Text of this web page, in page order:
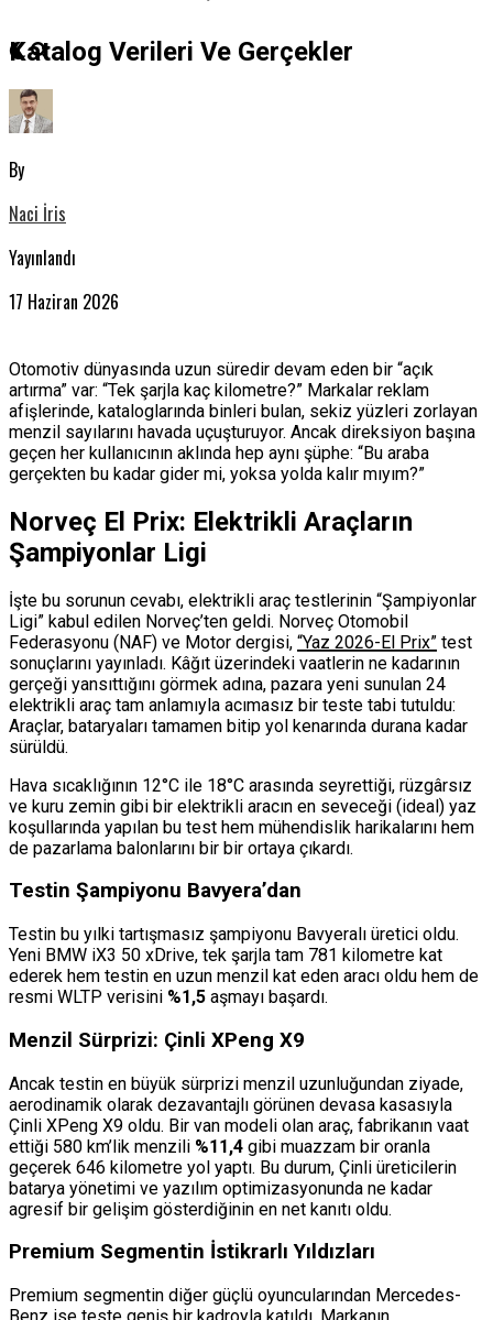
Katalog Verileri Ve Gerçekler
By
Naci İris
Yayınlandı
17 Haziran 2026
Otomotiv dünyasında uzun süredir devam eden bir “açık
artırma” var: “Tek şarjla kaç kilometre?” Markalar reklam
afişlerinde, kataloglarında binleri bulan, sekiz yüzleri zorlayan
menzil sayılarını havada uçuşturuyor. Ancak direksiyon başına
geçen her kullanıcının aklında hep aynı şüphe: “Bu araba
gerçekten bu kadar gider mi, yoksa yolda kalır mıyım?”
Norveç El Prix: Elektrikli Araçların
Şampiyonlar Ligi
İşte bu sorunun cevabı, elektrikli araç testlerinin “Şampiyonlar
Ligi” kabul edilen Norveç’ten geldi. Norveç Otomobil
Federasyonu (NAF) ve Motor dergisi, “Yaz 2026-El Prix” test
sonuçlarını yayınladı. Kâğıt üzerindeki vaatlerin ne kadarının
gerçeği yansıttığını görmek adına, pazara yeni sunulan 24
elektrikli araç tam anlamıyla acımasız bir teste tabi tutuldu:
Araçlar, bataryaları tamamen bitip yol kenarında durana kadar
sürüldü.
Hava sıcaklığının 12°C ile 18°C arasında seyrettiği, rüzgârsız
ve kuru zemin gibi bir elektrikli aracın en seveceği (ideal) yaz
koşullarında yapılan bu test hem mühendislik harikalarını hem
de pazarlama balonlarını bir bir ortaya çıkardı.
Testin Şampiyonu Bavyera’dan
Testin bu yılki tartışmasız şampiyonu Bavyeralı üretici oldu.
Yeni BMW iX3 50 xDrive, tek şarjla tam 781 kilometre kat
ederek hem testin en uzun menzil kat eden aracı oldu hem de
resmi WLTP verisini %1,5 aşmayı başardı.
Menzil Sürprizi: Çinli XPeng X9
Ancak testin en büyük sürprizi menzil uzunluğundan ziyade,
aerodinamik olarak dezavantajlı görünen devasa kasasıyla
Çinli XPeng X9 oldu. Bir van modeli olan araç, fabrikanın vaat
ettiği 580 km’lik menzili %11,4 gibi muazzam bir oranla
geçerek 646 kilometre yol yaptı. Bu durum, Çinli üreticilerin
batarya yönetimi ve yazılım optimizasyonunda ne kadar
agresif bir gelişim gösterdiğinin en net kanıtı oldu.
Premium Segmentin İstikrarlı Yıldızları
Premium segmentin diğer güçlü oyuncularından Mercedes-